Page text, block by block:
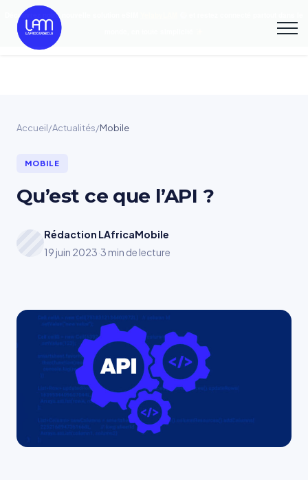
Découvrez notre nouvelle solution eSIM
Accueil/Actualités/Mobile
MOBILE
Qu’est ce que l’API ?
Rédaction LAfricaMobile
19 juin 2023·3 min de lecture